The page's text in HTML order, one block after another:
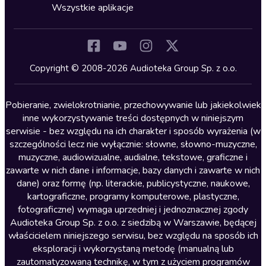
Kryminały
Lektury szkolne
Literatura anglojęzyczna
Literatura faktu
Literatura obyczajowa
Literatura piękna obca
Literatura piękna polska
Nagrania relaksacyjne
Nauka języków
Nauki humanistyczne
Wszystkie aplikacje
Copyright © 2008-2026 Audioteka Group Sp. z o.o.
Pobieranie, zwielokrotnianie, przechowywanie lub jakiekolwiek
inne wykorzystywanie treści dostępnych w niniejszym
serwisie - bez względu na ich charakter i sposób wyrażenia (w
szczególności lecz nie wyłącznie: słowne, słowno-muzyczne,
muzyczne, audiowizualne, audialne, tekstowe, graficzne i
zawarte w nich dane i informacje, bazy danych i zawarte w nich
dane) oraz formę (np. literackie, publicystyczne, naukowe,
kartograficzne, programy komputerowe, plastyczne,
fotograficzne) wymaga uprzedniej i jednoznacznej zgody
Audioteka Group Sp. z o.o. z siedzibą w Warszawie, będącej
właścicielem niniejszego serwisu, bez względu na sposób ich
eksploracji i wykorzystaną metodę (manualną lub
zautomatyzowaną technikę, w tym z użyciem programów